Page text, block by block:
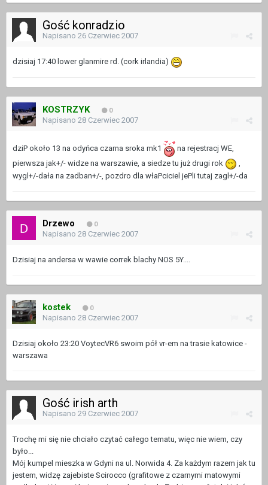
Gość konradzio
Napisano 26 Czerwiec 2007
dzisiaj 17:40 lower glanmire rd. (cork irlandia)
KOSTRZYK 0
Napisano 28 Czerwiec 2007
dziP około 13 na odyńca czarna sroka mk1
na rejestracj WE,
pierwsza jak+/- widze na warszawie, a siedze tu już drugi rok
,
wygl+/-dała na zadban+/-, pozdro dla właPciciel jePli tutaj zagl+/-da
Drzewo 0
Napisano 28 Czerwiec 2007
Dzisiaj na andersa w wawie correk blachy NOS 5Y....
kostek 0
Napisano 28 Czerwiec 2007
Dzisiaj około 23:20 VoytecVR6 swoim pół vr-em na trasie katowice -
warszawa
Gość irish arth
Napisano 29 Czerwiec 2007
Trochę mi się nie chciało czytać całego tematu, więc nie wiem, czy
było...
Mój kumpel mieszka w Gdyni na ul. Norwida 4. Za każdym razem jak tu
jestem, widzę zajebiste Scirocco (grafitowe z czarnymi matowymi